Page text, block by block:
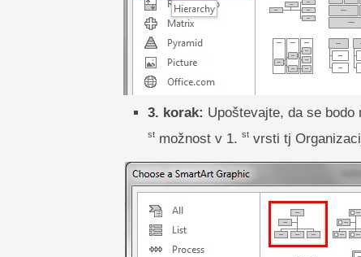
3. korak: Upoštevajte, da se
stmožnost v 1. stvrsti tj